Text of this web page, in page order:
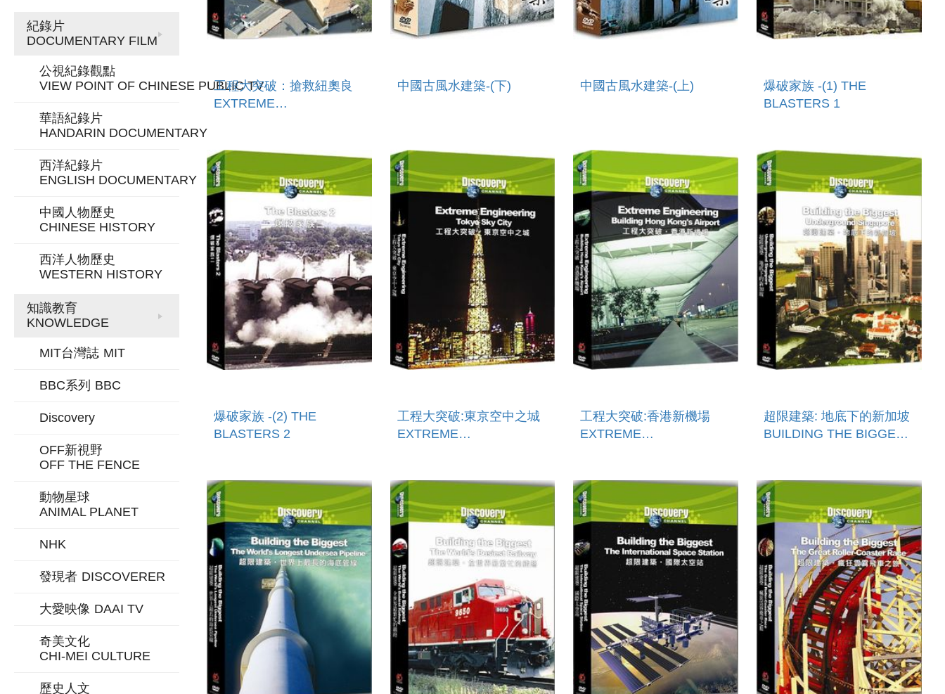
紀錄片
DOCUMENTARY FILM
公視紀錄觀點
VIEW POINT OF CHINESE PUBLIC TV
華語紀錄片
HANDARIN DOCUMENTARY
西洋紀錄片
ENGLISH DOCUMENTARY
中國人物歷史
CHINESE HISTORY
西洋人物歷史
WESTERN HISTORY
知識教育
KNOWLEDGE
MIT台灣誌 MIT
BBC系列 BBC
Discovery
OFF新視野
OFF THE FENCE
動物星球
ANIMAL PLANET
NHK
發現者 DISCOVERER
大愛映像 DAAI TV
奇美文化
CHI-MEI CULTURE
歷史人文
工程大突破：搶救紐奧良
EXTREME
中國古風水建築-(下) 中國古風水建築-(上)
爆破家族 -(1) THE
BLASTERS 1
爆破家族 -(2) THE
BLASTERS 2
工程大突破:東京空中之城
EXTREME
工程大突破:香港新機場
EXTREME
KONG`S AIRPORT
超限建築: 地底下的新加坡
BUILDING THE BIGGEST: